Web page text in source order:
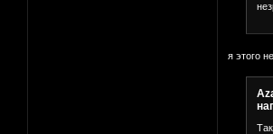
я этого